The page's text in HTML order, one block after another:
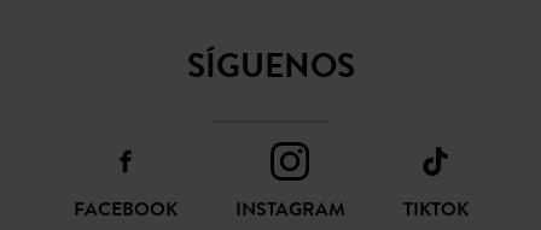
SÍGUENOS
FACEBOOK INSTAGRAM TIKTOK